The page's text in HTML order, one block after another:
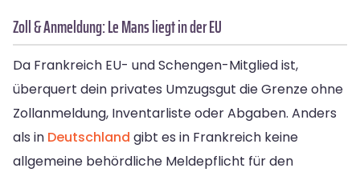
Zoll & Anmeldung: Le Mans liegt in der EU
Da Frankreich EU- und Schengen-Mitglied ist,
überquert dein privates Umzugsgut die Grenze ohne
Zollanmeldung, Inventarliste oder Abgaben. Anders
als in Deutschland gibt es in Frankreich keine
allgemeine behördliche Meldepflicht für den